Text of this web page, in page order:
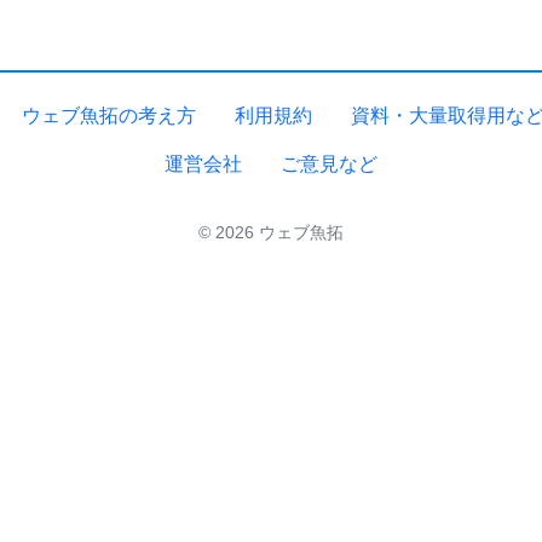
ウェブ魚拓の考え方 利用規約 資料・大量取得用な
運営会社 ご意見など
© 2026 ウェブ魚拓